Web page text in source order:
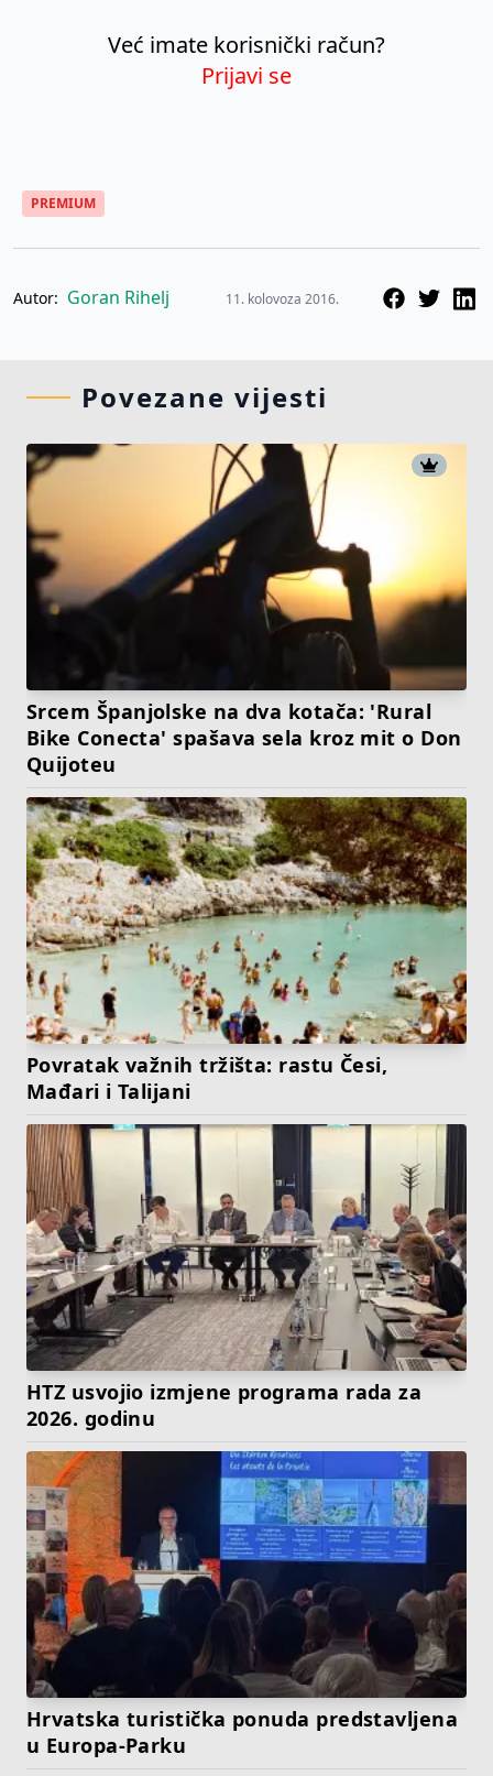
Već imate korisnički račun?
Prijavi se
PREMIUM
Autor: Goran Rihelj 11. kolovoza 2016.
Povezane vijesti
Srcem Španjolske na dva kotača: 'Rural
Bike Conecta' spašava sela kroz mit o Don
Quijoteu
Povratak važnih tržišta: rastu Česi,
Mađari i Talijani
HTZ usvojio izmjene programa rada za
2026. godinu
Hrvatska turistička ponuda predstavljena
u Europa-Parku